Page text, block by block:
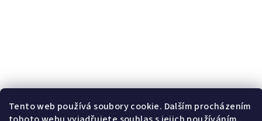
Tento web používá soubory cookie. Dalším procházením